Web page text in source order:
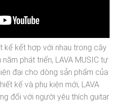
kế kết hợp với nhau trong cây
phát triển, LAVA MUSIC tự
đại cho dòng sản phẩm của
kế và phụ kiện mới, LAVA
đối với người yêu thích guitar